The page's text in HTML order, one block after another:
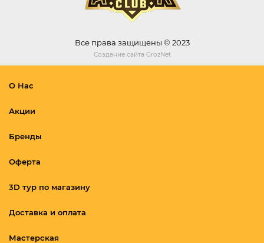
Все права защищены © 2023
Создание сайта GrozNet
О Нас
Акции
Бренды
Оферта
3D тур по магазину
Доставка и оплата
Мастерская